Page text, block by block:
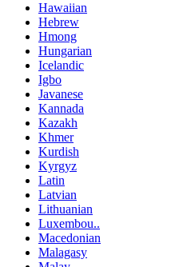
Hawaiian
Hebrew
Hmong
Hungarian
Icelandic
Igbo
Javanese
Kannada
Kazakh
Khmer
Kurdish
Kyrgyz
Latin
Latvian
Lithuanian
Luxembou..
Macedonian
Malagasy